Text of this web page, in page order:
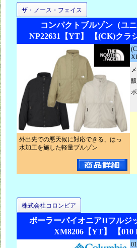
ザ・ノース・フェイス
コンパクトブルゾン（ユ
NP22631【YT】 【(CK)クラ
外出先での悪天候に対応できる、はっ
水加工を施した軽量ブルゾン
株式会社コロンビア
ポーラーパイオニアIIフルジ
XM8206【YT】 【010